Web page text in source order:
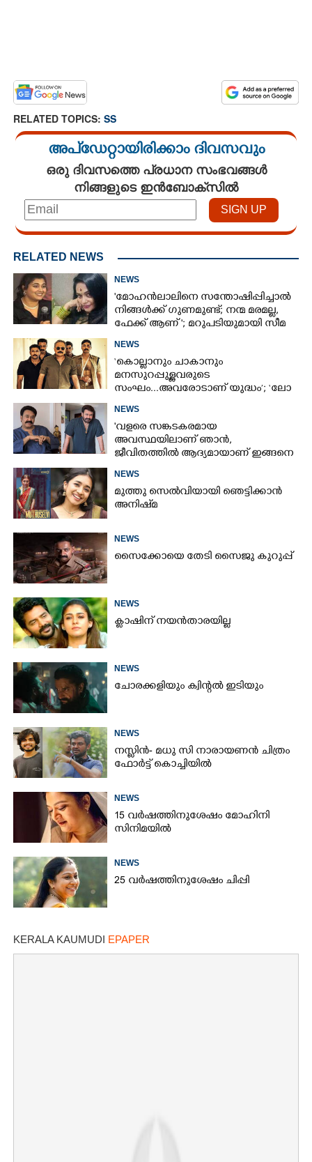
RELATED TOPICS: SS
അപ്ഡേറ്റായിരിക്കാം ദിവസവും
ഒരു ദിവസത്തെ പ്രധാന സംഭവങ്ങൾ
നിങ്ങളുടെ ഇൻബോക്സിൽ
RELATED NEWS
NEWS
'മോഹൻലാലിനെ സന്തോഷിപ്പിച്ചാൽ
നിങ്ങൾക്ക് ഗുണമുണ്ട്; നന്മ മരമല്ല,
ഫേക്ക് ആണ് '; മറുപടിയുമായി സീമ
NEWS
‘കൊല്ലാനും ചാകാനും
മനസുറപ്പുള്ളവരുടെ
സംഘം...അവരോടാണ് യുദ്ധം’; ‘ലോ
NEWS
'വളരെ സങ്കടകരമായ
അവസ്ഥയിലാണ് ഞാൻ,
ജീവിതത്തിൽ ആദ്യമായാണ് ഇങ്ങനെ
മോഹൻലാൽ
NEWS
മുത്തു സെൽവിയായി ഞെട്ടിക്കാൻ
അനിഷ്‌മ
NEWS
സൈക്കോയെ തേടി സൈജു കുറുപ്പ്
NEWS
ക്ലാഷിന് നയൻതാരയില്ല
NEWS
ചോരക്കളിയും ക്വിന്റൽ ഇടിയും
NEWS
നസ്ലിൻ- മധു സി നാരായണൻ ചിത്രം
ഫോർട്ട് കൊച്ചിയിൽ
NEWS
15 വർഷത്തിനുശേഷം മോഹിനി
സിനിമയിൽ
NEWS
25 വർഷത്തിനുശേഷം ചിപ്പി
KERALA KAUMUDI EPAPER